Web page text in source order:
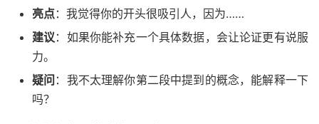
亮点：我觉得你的开头很吸引人，因为……
建议：如果你能补充一个具体数据，会让论证更有说服
力。
疑问 ：我不太理解你第二段中提到的概念，能解释一下
吗？